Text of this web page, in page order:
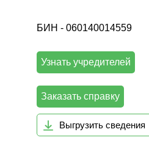
БИН - 060140014559
Узнать учредителей
Заказать справку
Выгрузить сведения